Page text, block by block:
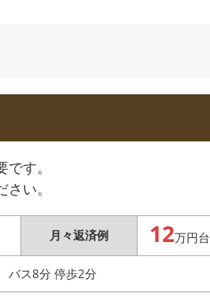
です。
い。
月々返済例 12万円台
バス8分 停歩2分